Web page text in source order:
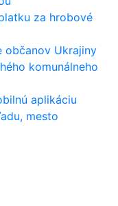
za hrobové
občanov Ukrajiny
komunálneho
aplikáciu
mesto